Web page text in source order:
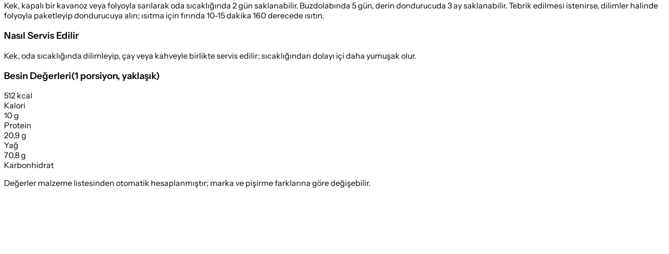
Kek, kapalı bir kavanoz veya folyoyla sarılarak oda sıcaklığında 2 gün saklanabilir. Buzdolabında 5 gün, derin dondurucuda 3 ay saklanabilir. Tebrik edilmesi istenirse, dilimler halinde
folyoyla paketleyip dondurucuya alın; ısıtma için fırında 10-15 dakika 160 derecede ısıtın.
Nasıl Servis Edilir
Kek, oda sıcaklığında dilimleyip, çay veya kahveyle birlikte servis edilir; sıcaklığından dolayı içi daha yumuşak olur.
Besin Değerleri(1 porsiyon, yaklaşık)
512 kcal
Kalori
10 g
Protein
20,9 g
Yağ
70,8 g
Karbonhidrat
Değerler malzeme listesinden otomatik hesaplanmıştır; marka ve pişirme farklarına göre değişebilir.